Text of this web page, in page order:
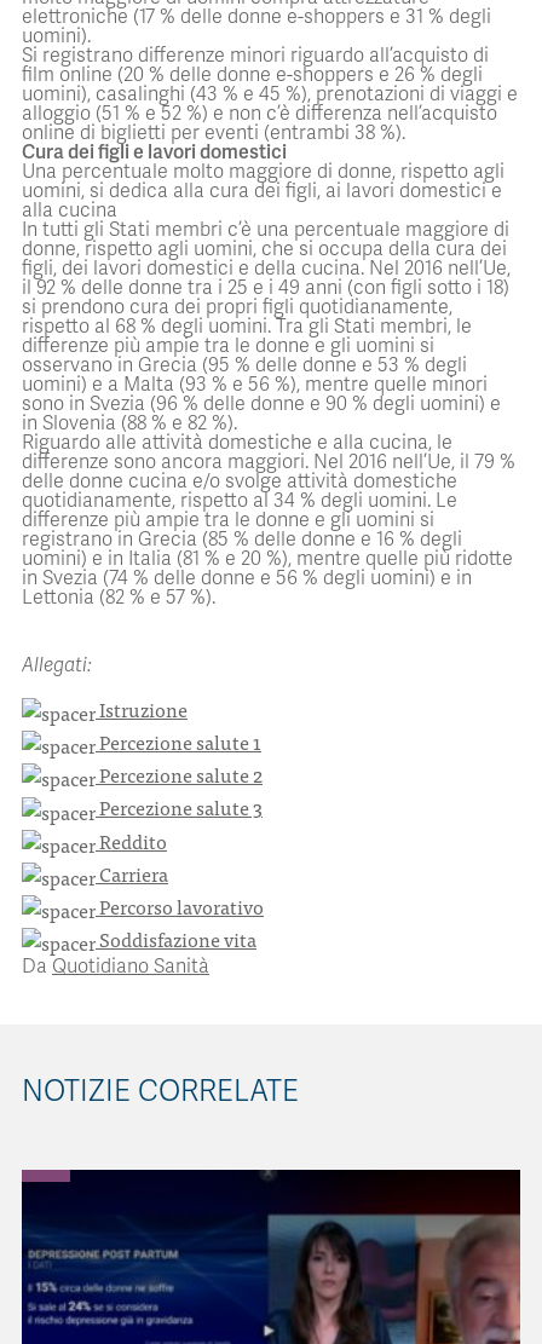
elettroniche (17 % delle donne e-shoppers e 31 % degli
uomini).
Si registrano differenze minori riguardo all’acquisto di
film online (20 % delle donne e-shoppers e 26 % degli
uomini), casalinghi (43 % e 45 %), prenotazioni di viaggi e
alloggio (51 % e 52 %) e non c’è differenza nell’acquisto
online di biglietti per eventi (entrambi 38 %).
Cura dei figli e lavori domestici
Una percentuale molto maggiore di donne, rispetto agli
uomini, si dedica alla cura dei figli, ai lavori domestici e
alla cucina
In tutti gli Stati membri c’è una percentuale maggiore di
donne, rispetto agli uomini, che si occupa della cura dei
figli, dei lavori domestici e della cucina. Nel 2016 nell’Ue,
il 92 % delle donne tra i 25 e i 49 anni (con figli sotto i 18)
si prendono cura dei propri figli quotidianamente,
rispetto al 68 % degli uomini. Tra gli Stati membri, le
differenze più ampie tra le donne e gli uomini si
osservano in Grecia (95 % delle donne e 53 % degli
uomini) e a Malta (93 % e 56 %), mentre quelle minori
sono in Svezia (96 % delle donne e 90 % degli uomini) e
in Slovenia (88 % e 82 %).
Riguardo alle attività domestiche e alla cucina, le
differenze sono ancora maggiori. Nel 2016 nell’Ue, il 79 %
delle donne cucina e/o svolge attività domestiche
quotidianamente, rispetto al 34 % degli uomini. Le
differenze più ampie tra le donne e gli uomini si
registrano in Grecia (85 % delle donne e 16 % degli
uomini) e in Italia (81 % e 20 %), mentre quelle più ridotte
in Svezia (74 % delle donne e 56 % degli uomini) e in
Lettonia (82 % e 57 %).
Allegati:
Istruzione
Percezione salute 1
Percezione salute 2
Percezione salute 3
Reddito
Carriera
Percorso lavorativo
Soddisfazione vita
Da Quotidiano Sanità
NOTIZIE CORRELATE